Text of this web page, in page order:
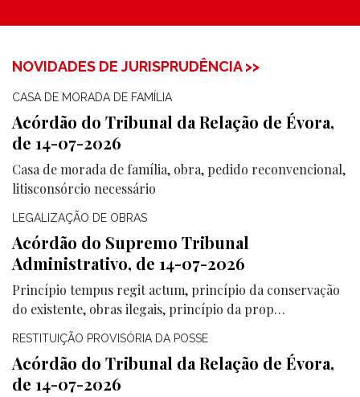
NOVIDADES DE JURISPRUDÊNCIA >>
CASA DE MORADA DE FAMÍLIA
Acórdão do Tribunal da Relação de Évora,
de 14-07-2026
Casa de morada de família, obra, pedido reconvencional,
litisconsórcio necessário
LEGALIZAÇÃO DE OBRAS
Acórdão do Supremo Tribunal
Administrativo, de 14-07-2026
Princípio tempus regit actum, princípio da conservação
do existente, obras ilegais, princípio da prop…
RESTITUIÇÃO PROVISÓRIA DA POSSE
Acórdão do Tribunal da Relação de Évora,
de 14-07-2026